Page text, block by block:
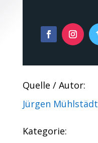
Quelle / Autor:
Jürgen Mühlstädt
Kategorie: